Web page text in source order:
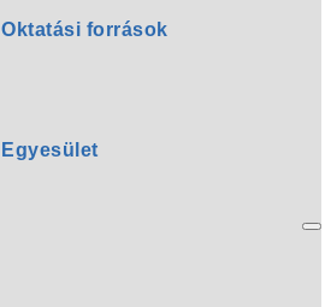
Oktatási források
Egyesület